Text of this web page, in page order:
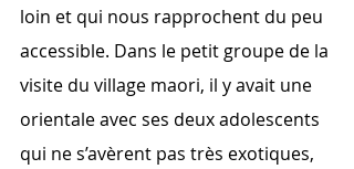
loin et qui nous rapprochent du peu
accessible. Dans le petit groupe de la
visite du village maori, il y avait une
orientale avec ses deux adolescents
qui ne s’avèrent pas très exotiques,